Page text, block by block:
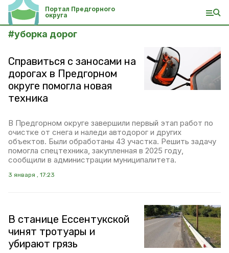
Портал Предгорного
округа
#уборка дорог
Справиться с заносами на
дорогах в Предгорном
округе помогла новая
техника
В Предгорном округе завершили первый этап работ по
очистке от снега и наледи автодорог и других
объектов. Были обработаны 43 участка. Решить задачу
помогла спецтехника, закупленная в 2025 году,
сообщили в администрации муниципалитета.
3 января , 17:23
В станице Ессентукской
чинят тротуары и
убирают грязь